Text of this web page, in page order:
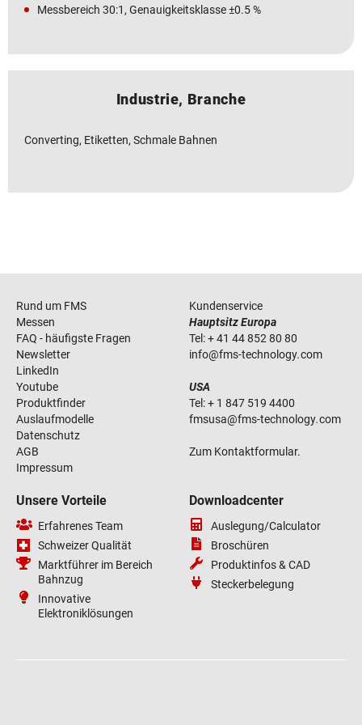
Messbereich 30:1, Genauigkeitsklasse ±0.5 %
Industrie, Branche
Converting, Etiketten, Schmale Bahnen
Rund um FMS
Messen
FAQ - häufigste Fragen
Newsletter
LinkedIn
Youtube
Produktfinder
Auslaufmodelle
Datenschutz
AGB
Impressum
Kundenservice
Hauptsitz Europa
Tel:+ 41 44 852 80 80
info@fms-technology.com
USA
Tel:+ 1 847 519 4400
fmsusa@fms-technology.com
Zum Kontaktformular.
Unsere Vorteile
Erfahrenes Team
Schweizer Qualität
Marktführer im Bereich
Bahnzug
Innovative
Elektroniklösungen
Downloadcenter
Auslegung/Calculator
Broschüren
Produktinfos & CAD
Steckerbelegung